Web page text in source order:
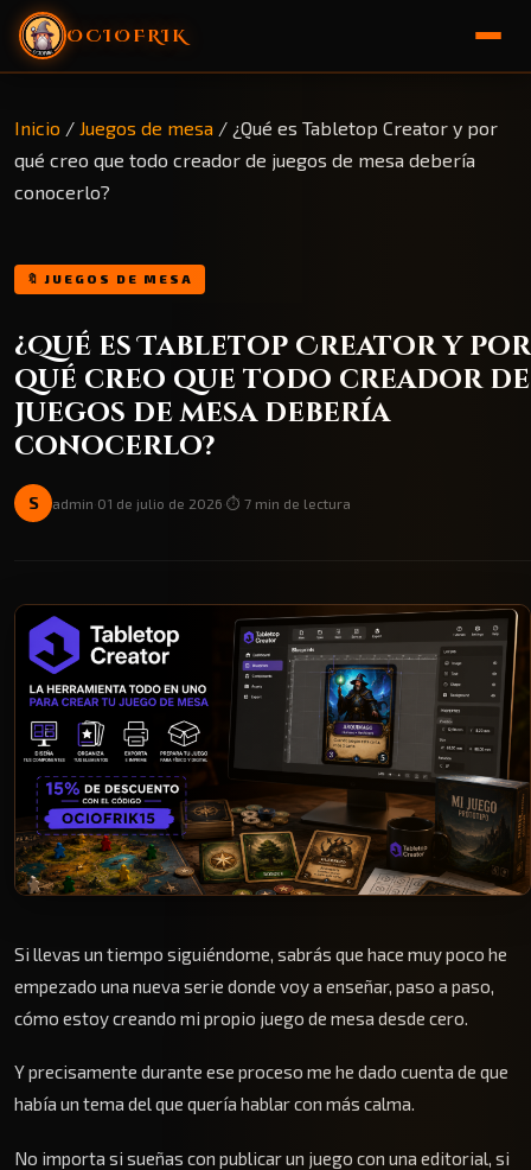
OCIOFRIK
🎁 Sorteo
Inicio / Juegos de mesa / ¿Qué es Tabletop Creator y por
qué creo que todo creador de juegos de mesa debería
conocerlo?
🔖 JUEGOS DE MESA
¿Qué es Tabletop Creator y por
qué creo que todo creador de
juegos de mesa debería
conocerlo?
S admin 01 de julio de 2026 ⏱️ 7 min de lectura
Si llevas un tiempo siguiéndome, sabrás que hace muy poco he
empezado una nueva serie donde voy a enseñar, paso a paso,
cómo estoy creando mi propio juego de mesa desde cero.
Y precisamente durante ese proceso me he dado cuenta de que
había un tema del que quería hablar con más calma.
No importa si sueñas con publicar un juego con una editorial, si